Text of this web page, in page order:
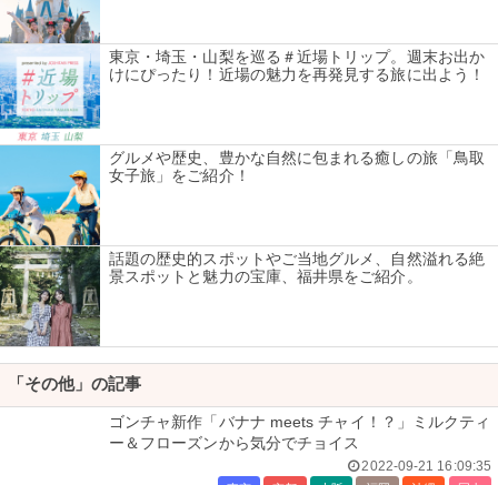
東京・埼玉・山梨を巡る＃近場トリップ。週末お出か
けにぴったり！近場の魅力を再発見する旅に出よう！
グルメや歴史、豊かな自然に包まれる癒しの旅「鳥取
女子旅」をご紹介！
話題の歴史的スポットやご当地グルメ、自然溢れる絶
景スポットと魅力の宝庫、福井県をご紹介。
「その他」の記事
ゴンチャ新作「バナナ meets チャイ！？」ミルクティ
ー＆フローズンから気分でチョイス
2022-09-21 16:09:35